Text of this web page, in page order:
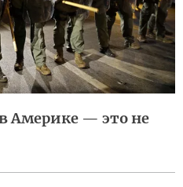
Америке — это не